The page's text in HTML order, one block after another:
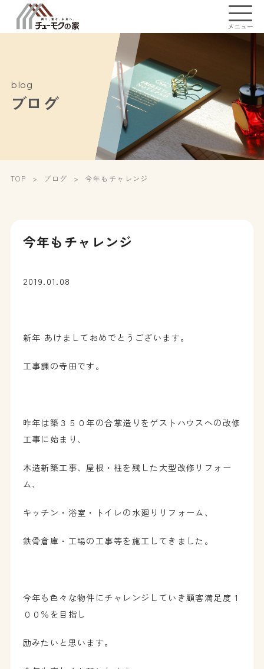
メニュー
blog
ブログ
TOP ブログ 今年もチャレンジ
今年もチャレンジ
2019.01.08
新年 あけましておめでとうございます。
工事課の寺田です。
昨年は築３５０年の合掌造りをゲストハウスへの改修
工事に始まり、
木造新築工事、屋根・柱を残した大型改修リフォー
ム、
キッチン・浴室・トイレの水廻りリフォーム、
鉄骨倉庫・工場の工事等を施工してきました。
今年も色々な物件にチャレンジしていき顧客満足度１
００％を目指し
励みたいと思います。